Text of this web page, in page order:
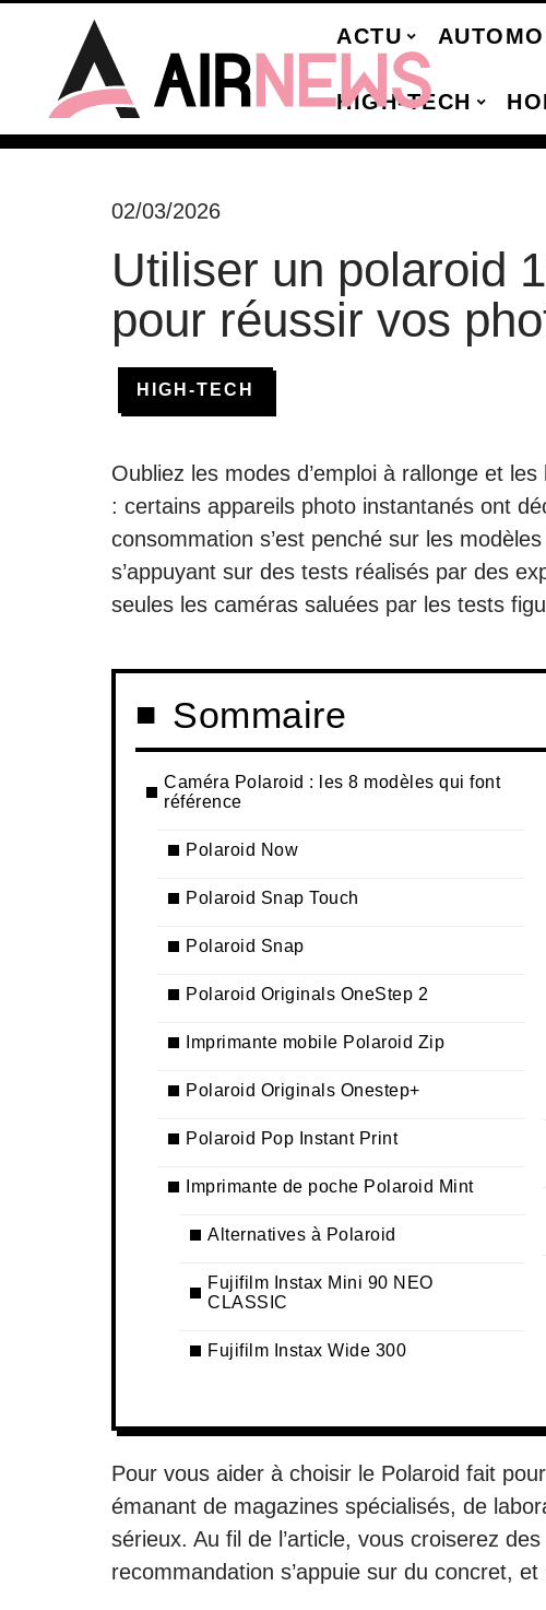
ACTU
HIGH-TECH
02/03/2026
Utiliser un polaroid
pour réussir vos
HIGH-TECH
Oubliez les modes d’emploi à rallonge et
: certains appareils photo instantanés ont
consommation s’est penché sur les
s’appuyant sur des tests réalisés par des
seules les caméras saluées par les tests
Sommaire
Caméra Polaroid : les 8 modèles qui font
référence
Polaroid Now
Polaroid Snap Touch
Polaroid Snap
Polaroid Originals OneStep 2
Imprimante mobile Polaroid Zip
Polaroid Originals Onestep+
Polaroid Pop Instant Print
Imprimante de poche Polaroid Mint
Alternatives à Polaroid
Fujifilm Instax Mini 90 NEO
CLASSIC
Fujifilm Instax Wide 300
Pour vous aider à choisir le Polaroid fait
émanant de magazines spécialisés, de
sérieux. Au fil de l’article, vous croiserez
recommandation s’appuie sur du concret,